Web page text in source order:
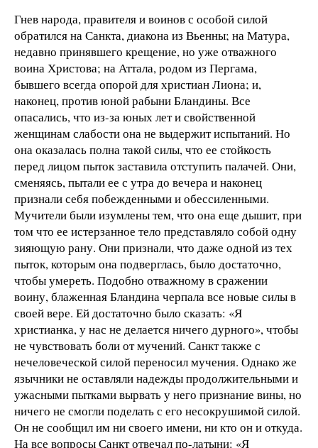
Гнев народа, правителя и воинов с особой силой
обратился на Санкта, диакона из Вьенны; на Матура,
недавно принявшего крещение, но уже отважного
воина Христова; на Аттала, родом из Пергама,
бывшего всегда опорой для христиан Лиона; и,
наконец, против юной рабыни Бландины. Все
опасались, что из-за юных лет и свойственной
женщинам слабости она не выдержит испытаний. Но
она оказалась полна такой силы, что ее стойкость
перед лицом пыток заставила отступить палачей. Они,
сменяясь, пытали ее с утра до вечера и наконец
признали себя побежденными и обессиленными.
Мучители были изумлены тем, что она еще дышит, при
том что ее истерзанное тело представляло собой одну
зияющую рану. Они признали, что даже одной из тех
пыток, которым она подверглась, было достаточно,
чтобы умереть. Подобно отважному в сражении
воину, блаженная Бландина черпала все новые силы в
своей вере. Ей достаточно было сказать: «Я
христианка, у нас не делается ничего дурного», чтобы
не чувствовать боли от мучений. Санкт также с
нечеловеческой силой переносил мучения. Однако же
язычники не оставляли надежды продолжительными и
ужасными пытками вырвать у него признание вины, но
ничего не смогли поделать с его несокрушимой силой.
Он не сообщил им ни своего имени, ни кто он и откуда.
На все вопросы Санкт отвечал по-латыни: «Я